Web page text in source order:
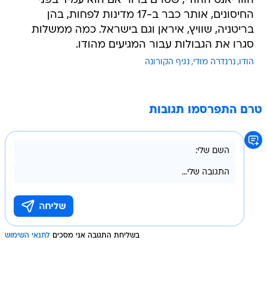
החיסונים, אותר כבר ב-17 מדינות לפחות, בהן
בריטניה, שוויץ, איראן וגם בישראל. כמה ממשלות
סגרו את הגבולות עבור המגיעים מהודו.
הודו נרנדרה מודי נגיף הקורונה
טרם התפרסמו תגובות
בשליחת התגובה אני מסכים לתנאי השימוש